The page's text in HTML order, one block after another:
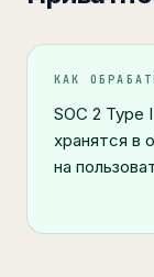
КАК
SOC 2 Type
хранятся в
на